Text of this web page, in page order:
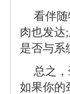
看伴
肉也发达
是否与系
总之
如果你的